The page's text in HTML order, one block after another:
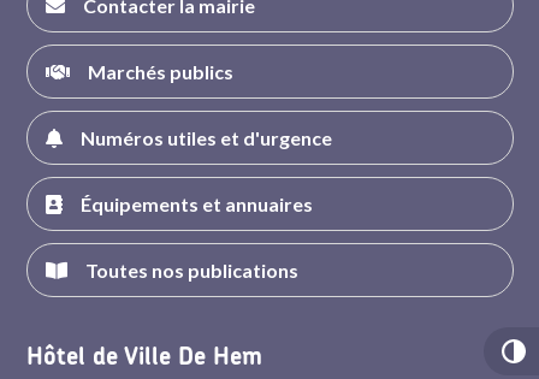
Contacter la mairie
Marchés publics
Numéros utiles et d'urgence
Équipements et annuaires
Toutes nos publications
Hôtel de Ville De Hem